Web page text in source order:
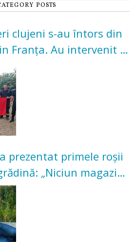
POSTS
clujeni s-au întors din
Franța. Au intervenit la
și pădure
prezentat primele roșii
„Niciun magazin
această satisfacție”